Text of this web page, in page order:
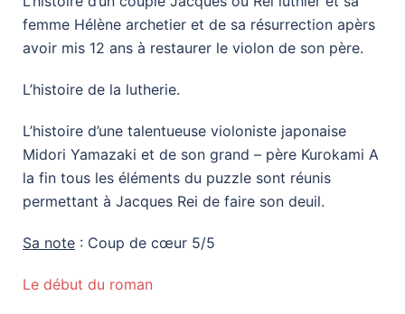
femme Hélène archetier et de sa résurrection apèrs
avoir mis 12 ans à restaurer le violon de son père.
L’histoire de la lutherie.
L’histoire d’une talentueuse violoniste japonaise
Midori Yamazaki et de son grand – père Kurokami A
la fin tous les éléments du puzzle sont réunis
permettant à Jacques Rei de faire son deuil.
Sa note : Coup de cœur 5/5
Le début du roman